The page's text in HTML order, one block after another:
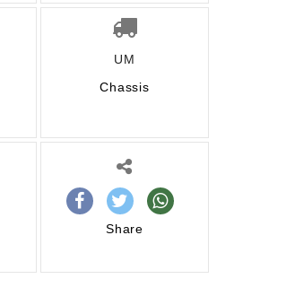
UM
Chassis
Share